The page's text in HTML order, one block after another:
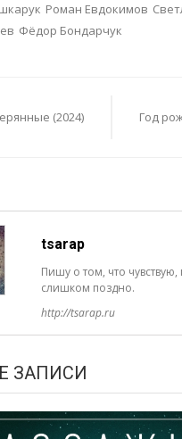
Роман Евдокимов
Фёдор Бондарчук
(2024) Год
tsarap
Пишу о том, что чувствую,
слишком поздно.
http://tsarap.ru
ЗАПИСИ